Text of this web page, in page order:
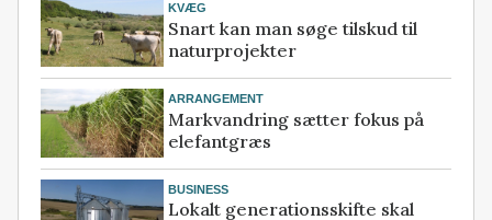
KVÆG
Snart kan man søge tilskud til
naturprojekter
ARRANGEMENT
Markvandring sætter fokus på
elefantgræs
BUSINESS
Lokalt generationsskifte skal